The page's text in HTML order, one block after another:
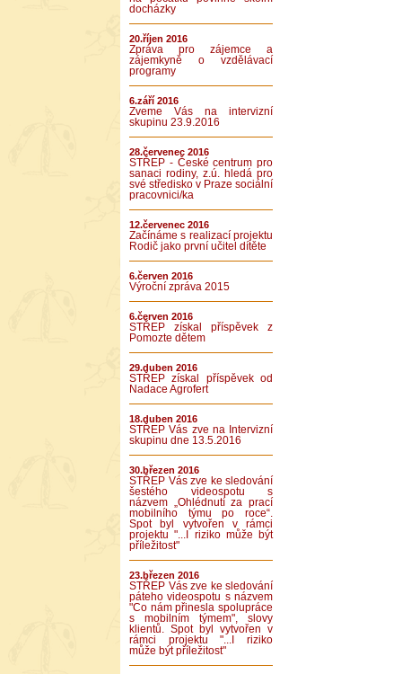
docházky
20.říjen 2016
Zpráva pro zájemce a
zájemkyně o vzdělávací
programy
6.září 2016
Zveme Vás na intervizní
skupinu 23.9.2016
28.červenec 2016
STŘEP - České centrum pro
sanaci rodiny, z.ú. hledá pro
své středisko v Praze sociální
pracovnici/ka
12.červenec 2016
Začínáme s realizací projektu
Rodič jako první učitel dítěte
6.červen 2016
Výroční zpráva 2015
6.červen 2016
STŘEP získal příspěvek z
Pomozte dětem
29.duben 2016
STŘEP získal příspěvek od
Nadace Agrofert
18.duben 2016
STŘEP Vás zve na Intervizní
skupinu dne 13.5.2016
30.březen 2016
STŘEP Vás zve ke sledování
šestého videospotu s
názvem „Ohlédnutí za prací
mobilního týmu po roce“.
Spot byl vytvořen v rámci
projektu "...I riziko může být
příležitost"
23.březen 2016
STŘEP Vás zve ke sledování
páteho videospotu s názvem
"Co nám přinesla spolupráce
s mobilním týmem", slovy
klientů. Spot byl vytvořen v
rámci projektu "...I riziko
může být příležitost"